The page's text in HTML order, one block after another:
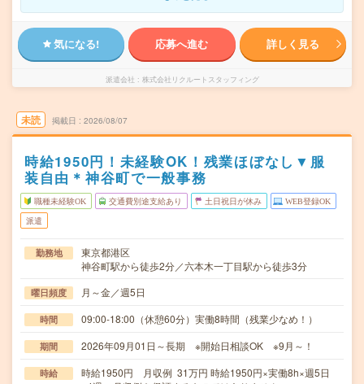
気になる! 応募へ進む 詳しく見る
派遣会社 株式会社リクルートスタッフィング
未読 掲載日 2026/08/07
時給1950円！未経験OK！残業ほぼなし▼服
装自由＊神谷町で一般事務
職種未経験OK 交通費別途支給あり 土日祝日が休み WEB登録OK
派遣
勤務地
東京都港区
神谷町駅から徒歩2分／六本木一丁目駅から徒歩3分
曜日頻度 月～金／週5日
時間 09:00-18:00（休憩60分）実働8時間（残業少なめ！）
期間 2026年09月01日～長期 ※開始日相談OK ※9月～！
時給
時給1950円 月収例 31万円 時給1950円×実働8h×週5日